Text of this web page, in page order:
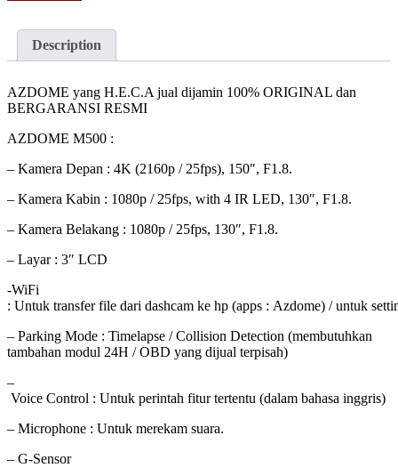
Description
AZDOME yang H.E.C.A jual dijamin 100% ORIGINAL dan
BERGARANSI RESMI
AZDOME M500 :
– Kamera Depan : 4K (2160p / 25fps), 150″, F1.8.
– Kamera Kabin : 1080p / 25fps, with 4 IR LED, 130″, F1.8.
– Kamera Belakang : 1080p / 25fps, 130″, F1.8.
– Layar : 3″ LCD
-WiFi
: Untuk transfer file dari dashcam ke hp (apps : Azdome) / untuk
– Parking Mode : Timelapse / Collision Detection (membutuhkan
tambahan modul 24H / OBD yang dijual terpisah)
–
Voice Control : Untuk perintah fitur tertentu (dalam bahasa inggris)
– Microphone : Untuk merekam suara.
– G-Sensor